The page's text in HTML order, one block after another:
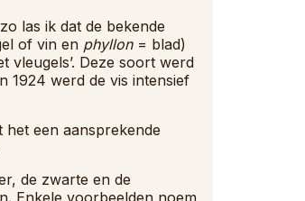
las ik dat de bekende
of vin en phyllon= blad)
vleugels’. Deze soort werd
1924 werd de vis intensief
een aansprekende
de zwarte en de